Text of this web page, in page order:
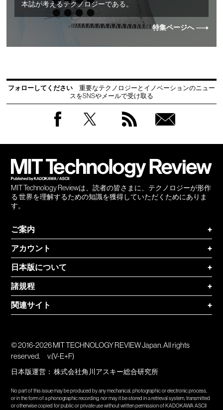
本誌が考えるテクノロジーである。
特集ページへ
フォローしてください
重要なテクノロジーとイノベーションのニュー
スをSNSやメールで受け取る
MIT Technology Reviewは、読者の皆さまに、テクノロジーが形作
る 世界を理解するための知識を獲得していただくためにありま
す。
ご案内
+
アカウント
+
日本版について
+
諸規程
+
関連サイト
+
© 2016-2026 MIT TECHNOLOGY REVIEW Japan. All rights
reserved.
v.(V-E+F)
日本版運営：株式会社角川アスキー総合研究所
No part of this issue may be produced by any mechanical, photographic or electronic process,
or in the form of a phonographic recording, nor may it be stored in a retrieval system, transmitted
or otherwise copied for public or private use without written permission of KADOKAWA ASCII